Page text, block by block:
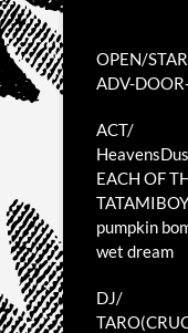
OPEN/
ADV-
ACT/
EACH OF
TATAMIBOY
pumpkin
wet dream
DJ/